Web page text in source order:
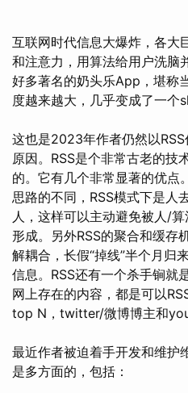
互联网时代信息大爆炸，各大
和注意力，用算法给用户洗脑
好多著名的奶头乐App，堪称
度越来越大，几乎变成了一个
这也是2023年作者仍然以
原因。RSS是个非常古老的技
的。它有几个非常显著的优点
思路的不同，RSS模式下是人
人，这样可以主动避免被人/
形成。另外RSS的聚合和缓存
解耦合，长假“掉线”半个月归
信息。RSS还有一个杀手锏就
网上存在的内容，都是可以
top N，twitter/微博博主和
最近作者被迫着手开发和维护
是多方面的，包括：